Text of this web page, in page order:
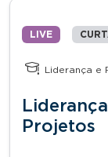
LIVE
Liderança e
Projetos